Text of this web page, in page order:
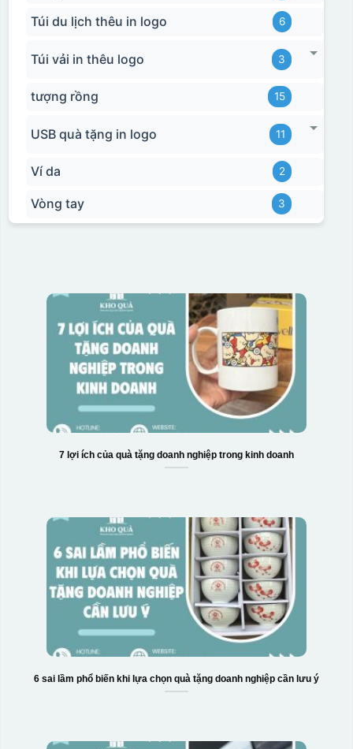
Túi du lịch thêu in logo 6
Túi vải in thêu logo 3
tượng rồng 15
USB quà tặng in logo 11
Ví da 2
Vòng tay 3
7 lợi ích của quà tặng doanh nghiệp trong kinh doanh
6 sai lầm phổ biến khi lựa chọn quà tặng doanh nghiệp cần lưu ý